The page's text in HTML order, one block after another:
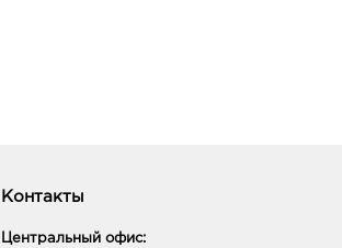
Контакты
Центральный офис: